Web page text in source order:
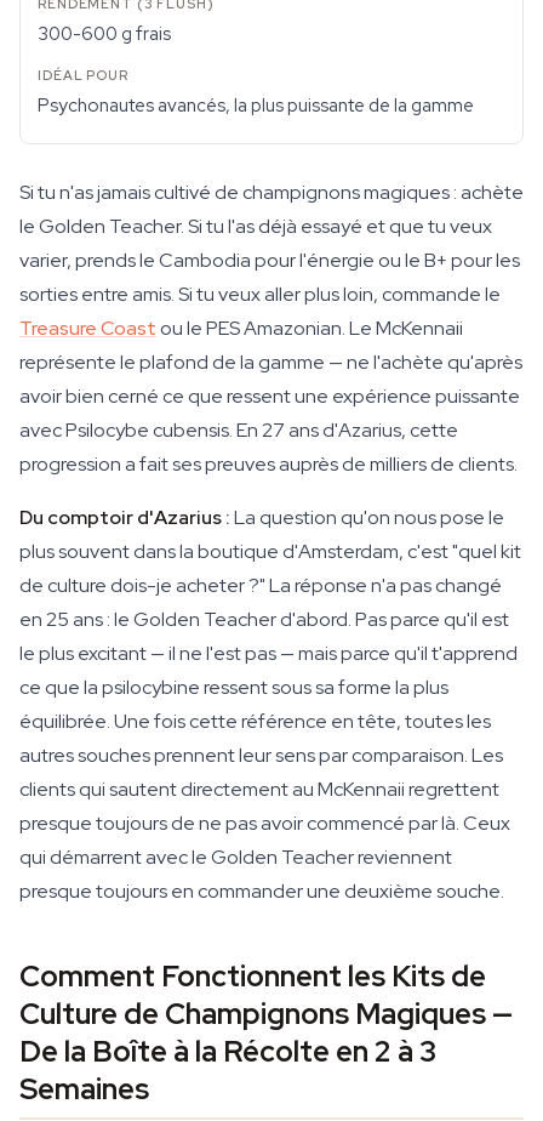
300-600 g frais
Psychonautes avancés, la plus puissante de la gamme
Si tu n'as jamais cultivé de champignons magiques : achète
le Golden Teacher. Si tu l'as déjà essayé et que tu veux
varier, prends le Cambodia pour l'énergie ou le B+ pour les
sorties entre amis. Si tu veux aller plus loin, commande le
Treasure Coast ou le PES Amazonian. Le McKennaii
représente le plafond de la gamme — ne l'achète qu'après
avoir bien cerné ce que ressent une expérience puissante
avec Psilocybe cubensis. En 27 ans d'Azarius, cette
progression a fait ses preuves auprès de milliers de clients.
Du comptoir d'Azarius :La question qu'on nous pose le
plus souvent dans la boutique d'Amsterdam, c'est "quel kit
de culture dois-je acheter ?" La réponse n'a pas changé
en 25 ans : le Golden Teacher d'abord. Pas parce qu'il est
le plus excitant — il ne l'est pas — mais parce qu'il t'apprend
ce que la psilocybine ressent sous sa forme la plus
équilibrée. Une fois cette référence en tête, toutes les
autres souches prennent leur sens par comparaison. Les
clients qui sautent directement au McKennaii regrettent
presque toujours de ne pas avoir commencé par là. Ceux
qui démarrent avec le Golden Teacher reviennent
presque toujours en commander une deuxième souche.
Comment Fonctionnent les Kits de
Culture de Champignons Magiques —
De la Boîte à la Récolte en 2 à 3
Semaines